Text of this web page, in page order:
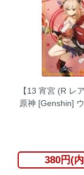
【13 宵宮 (R レ
原神 [Genshin]
380円(